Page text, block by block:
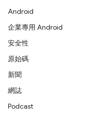
Android
企業專用 Android
安全性
原始碼
新聞
網誌
Podcast